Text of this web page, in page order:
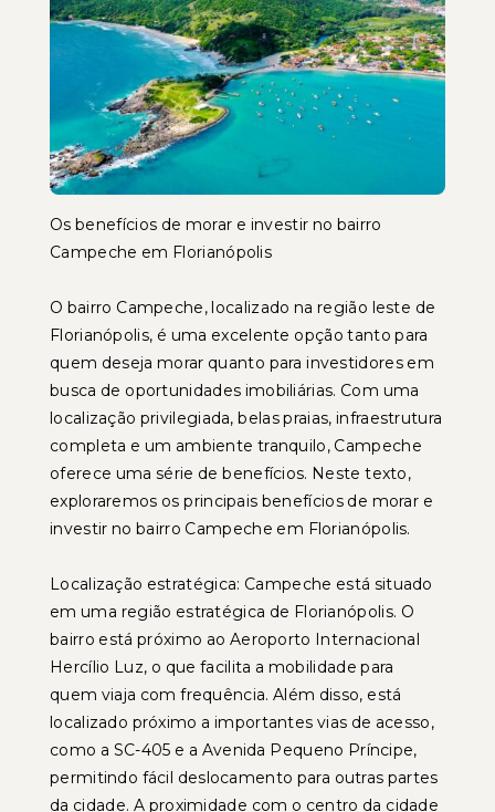
Os benefícios de morar e investir no bairro
Campeche em Florianópolis
O bairro Campeche, localizado na região leste de
Florianópolis, é uma excelente opção tanto para
quem deseja morar quanto para investidores em
busca de oportunidades imobiliárias. Com uma
localização privilegiada, belas praias, infraestrutura
completa e um ambiente tranquilo, Campeche
oferece uma série de benefícios. Neste texto,
exploraremos os principais benefícios de morar e
investir no bairro Campeche em Florianópolis.
Localização estratégica: Campeche está situado
em uma região estratégica de Florianópolis. O
bairro está próximo ao Aeroporto Internacional
Hercílio Luz, o que facilita a mobilidade para
quem viaja com frequência. Além disso, está
localizado próximo a importantes vias de acesso,
como a SC-405 e a Avenida Pequeno Príncipe,
permitindo fácil deslocamento para outras partes
da cidade. A proximidade com o centro da cidade